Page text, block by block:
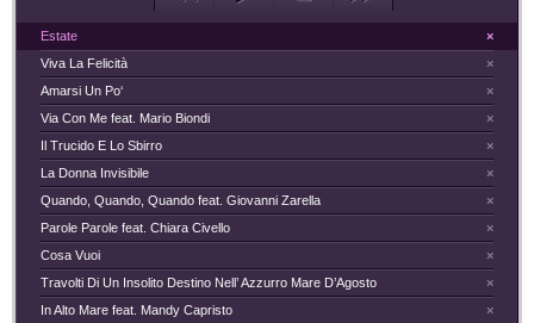
×
Estate
×
Viva La Felicità
×
Amarsi Un Po‘
×
Via Con Me feat. Mario Biondi
×
Il Trucido E Lo Sbirro
×
La Donna Invisibile
×
Quando, Quando, Quando feat. Giovanni Zarella
×
Parole Parole feat. Chiara Civello
×
Cosa Vuoi
×
Travolti Di Un Insolito Destino Nell’ Azzurro Mare D’Agosto
×
In Alto Mare feat. Mandy Capristo